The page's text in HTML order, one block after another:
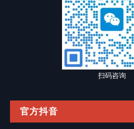
扫码咨询
官方抖音